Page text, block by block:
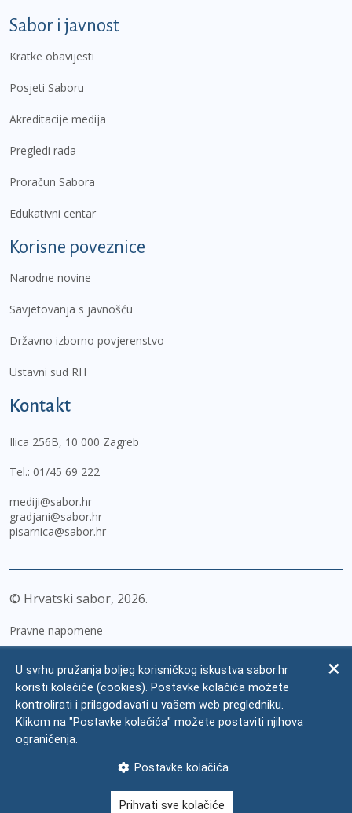
Sabor i javnost
Kratke obavijesti
Posjeti Saboru
Akreditacije medija
Pregledi rada
Proračun Sabora
Edukativni centar
Korisne poveznice
Narodne novine
Savjetovanja s javnošću
Državno izborno povjerenstvo
Ustavni sud RH
Kontakt
Ilica 256B, 10 000 Zagreb
Tel.: 01/45 69 222
mediji@sabor.hr
gradjani@sabor.hr
pisarnica@sabor.hr
© Hrvatski sabor, 2026
Pravne napomene
Zaštita osobnih podataka
Impressum
Česta pitanja
U svrhu pružanja boljeg korisničkog iskustva sabor.hr
koristi kolačiće (cookies). Postavke kolačića možete
kontrolirati i prilagođavati u vašem web pregledniku.
Klikom na "Postavke kolačića" možete postaviti njihova
ograničenja.
Postavke kolačića
Prihvati sve kolačiće